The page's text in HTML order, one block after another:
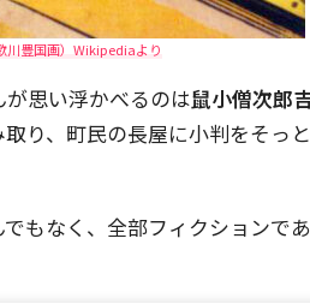
川豊国画）Wikipediaより
が思い浮かべるのは鼠小僧次郎
り、町民の長屋に小判をそっ
もなく、全部フィクションで